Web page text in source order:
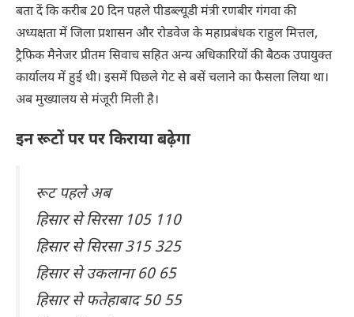
बता दें कि करीब 20 दिन पहले पीडब्ल्यूडी मंत्री रणबीर गंगवा की
अध्यक्षता में जिला प्रशासन और रोडवेज के महाप्रबंधक राहुल मित्तल,
ट्रैफिक मैनेजर प्रीतम सिवाच सहित अन्य अधिकारियों की बैठक उपायुक्त
कार्यालय में हुई थी। इसमें पिछले गेट से बसें चलाने का फैसला लिया था।
अब मुख्यालय से मंजूरी मिली है।
इन रूटों परपर किराया बढ़ेगा
रूट पहले अब
हिसार से सिरसा 105 110
हिसार से सिरसा 315 325
हिसार से उकलाना 60 65
हिसार से फतेहाबाद 50 55